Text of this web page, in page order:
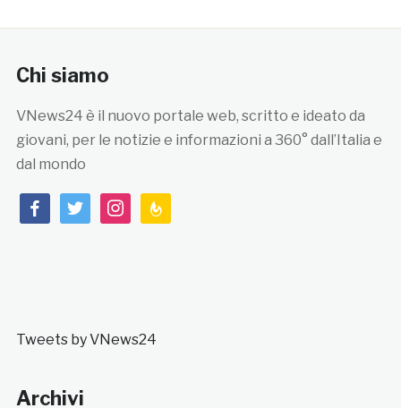
Chi siamo
VNews24 è il nuovo portale web, scritto e ideato da
giovani, per le notizie e informazioni a 360° dall’Italia e
dal mondo
facebooktwitterinstagramfeedburner
Tweets by VNews24
Archivi